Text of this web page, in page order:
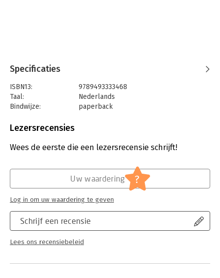
Specificaties
ISBN13:
9789493333468
Taal:
Nederlands
Bindwijze:
paperback
Uitgever:
Verschijningsdatum:
19-8-2025
Ondernemingsrecht
Serie:
Ars Aequi Wetsedities
Lezersrecensies
Wees de eerste die een lezersrecensie schrijft!
Schrijf een recensie
Lees ons recensiebeleid
Uw waardering ?
Log in om uw waardering te geven